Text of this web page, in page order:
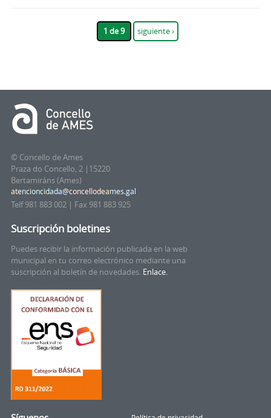
1 de 9 siguiente ›
© Concello de Ames
Praza do Concello, 2 |15220
Bertamiráns (Ames)
Telf 981 883 002 | Fax 981 883 925
Suscripción boletines
Puedes recibir la información publicada en la web
municipal en tu correo electrónico mediante una
suscripción al boletín de novedades. Enlace.